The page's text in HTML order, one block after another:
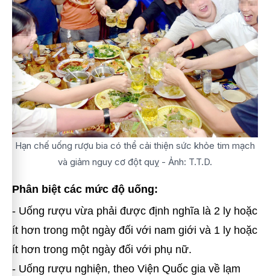
Hạn chế uống rượu bia có thể cải thiện sức khỏe tim mạch
và giảm nguy cơ đột quỵ - Ảnh: T.T.D.
Phân biệt các mức độ uống:
- Uống rượu vừa phải được định nghĩa là 2 ly hoặc
ít hơn trong một ngày đối với nam giới và 1 ly hoặc
ít hơn trong một ngày đối với phụ nữ.
- Uống rượu nghiện, theo Viện Quốc gia về lạm